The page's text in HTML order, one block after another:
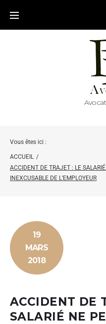
Vous êtes ici :
ACCUEIL /
ACCIDENT DE TRAJET : LE
INEXCUSABLE DE L’EMPLOYEUR
19
MARS
2018
ACCIDENT DE
SALARIÉ NE